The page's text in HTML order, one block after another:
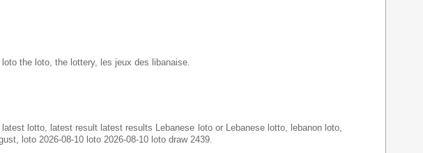
the loto, the lottery, les jeux des libanaise.
lotto, latest result latest results Lebanese loto or Lebanese lotto, lebanon loto,
loto 2026-08-10 loto 2026-08-10 loto draw 2439.